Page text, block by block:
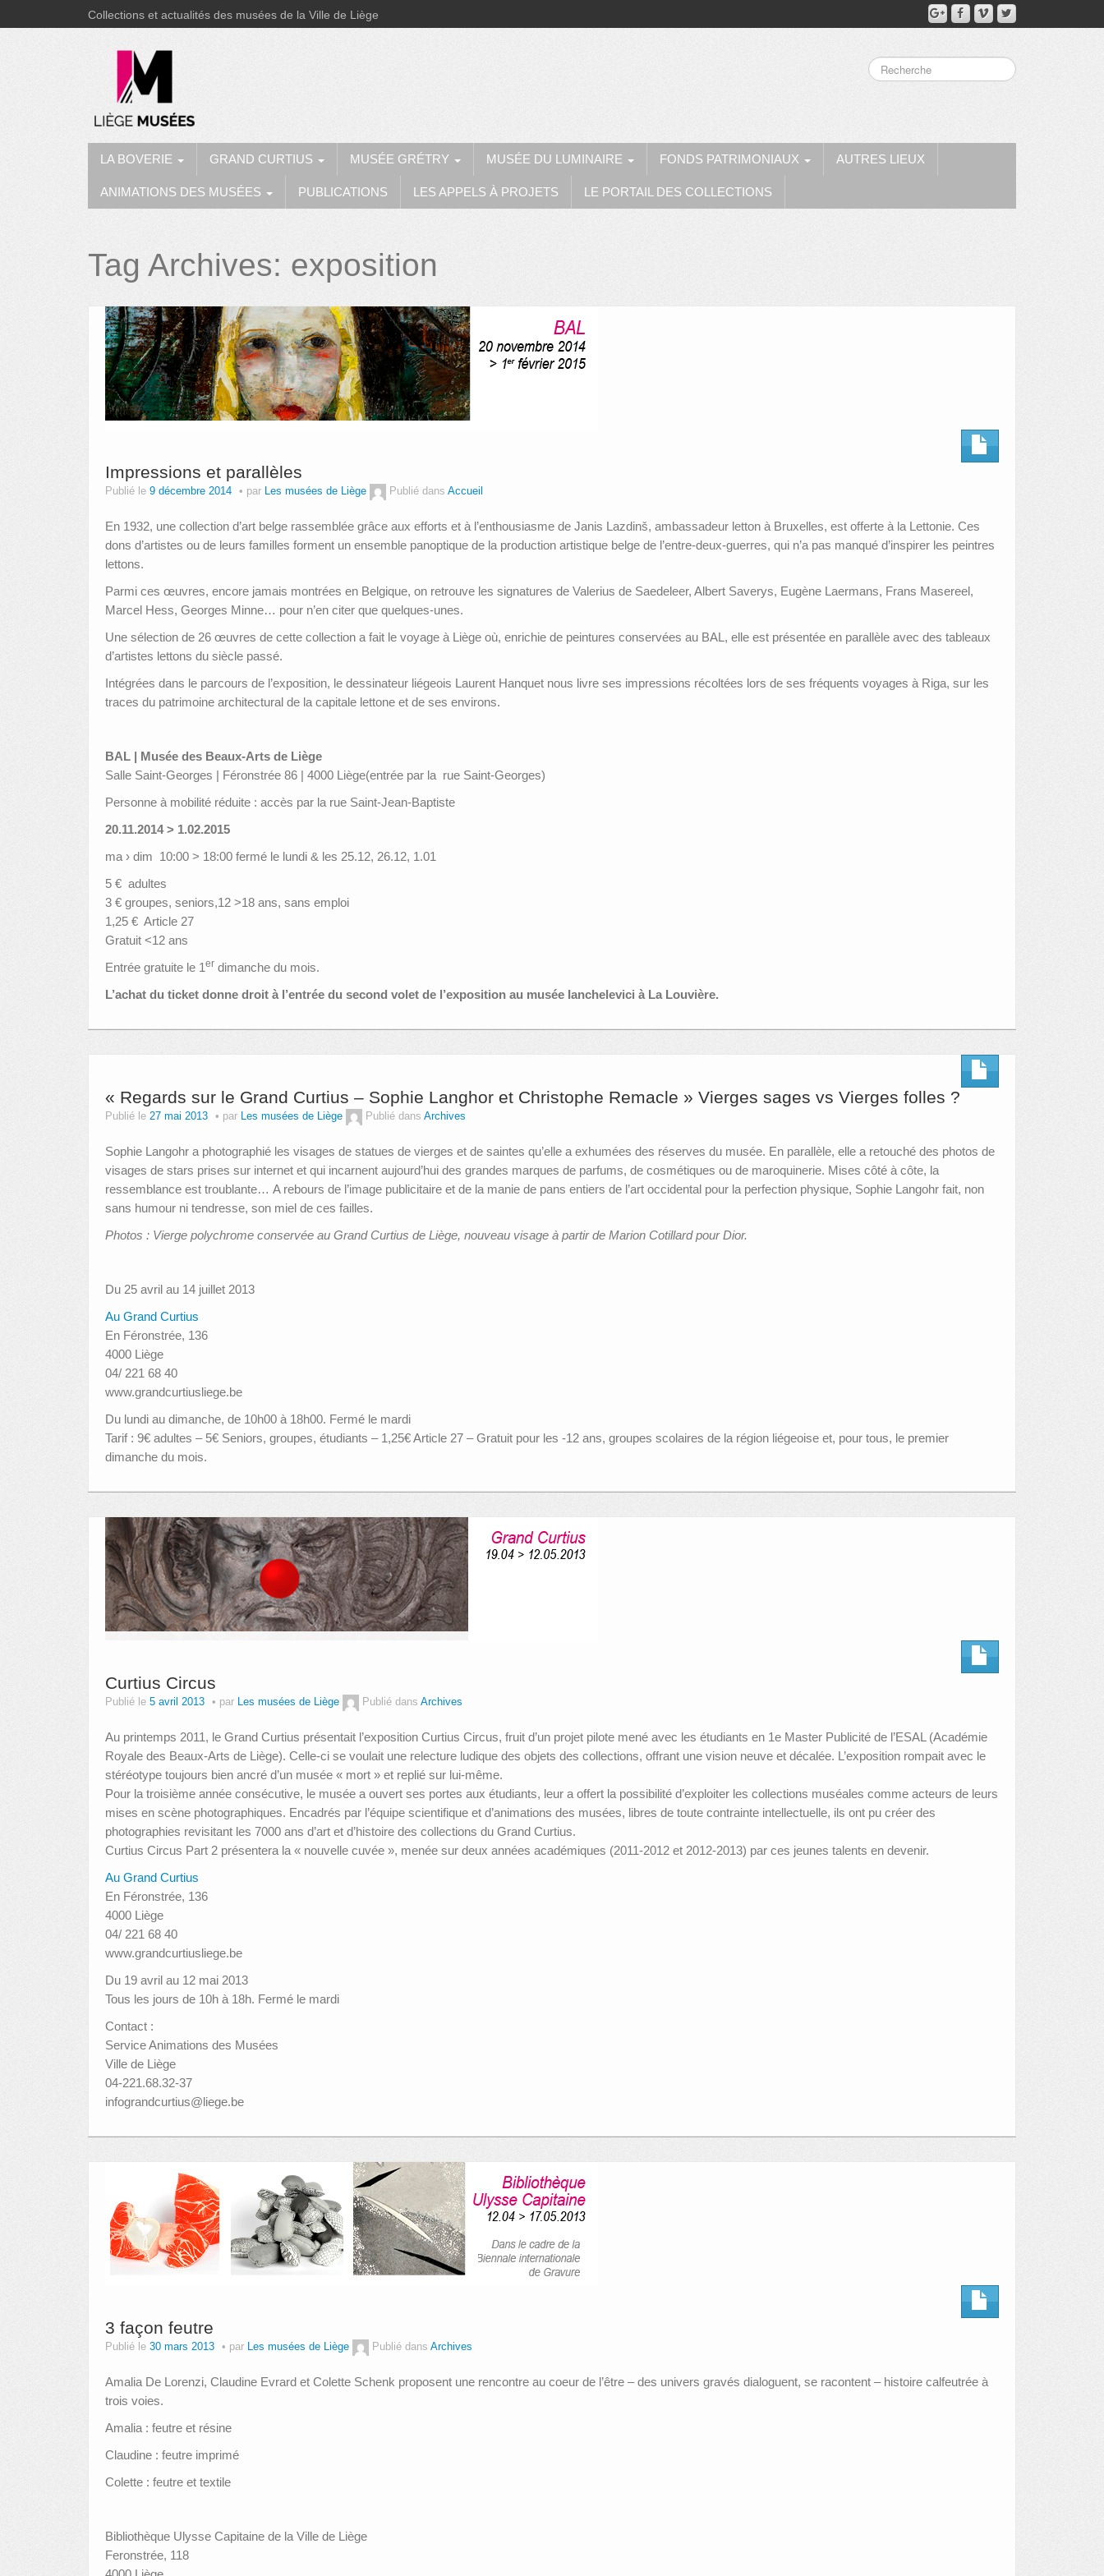
Collections et actualités des musées de la Ville de Liège
LA BOVERIE GRAND CURTIUS MUSÉE GRÉTRY MUSÉE DU LUMINAIRE FONDS PATRIMONIAUX AUTRES LIEUX
ANIMATIONS DES MUSÉES PUBLICATIONS LES APPELS À PROJETS LE PORTAIL DES COLLECTIONS
Tag Archives: exposition
Impressions et parallèles
Publié le 9 décembre 2014 par Les musées de Liège Publié dans Accueil
En 1932, une collection d’art belge rassemblée grâce aux efforts et à l’enthousiasme de Janis Lazdinš, ambassadeur letton à Bruxelles, est offerte à la Lettonie. Ces
dons d’artistes ou de leurs familles forment un ensemble panoptique de la production artistique belge de l’entre-deux-guerres, qui n’a pas manqué d’inspirer les peintres
lettons.
Parmi ces œuvres, encore jamais montrées en Belgique, on retrouve les signatures de Valerius de Saedeleer, Albert Saverys, Eugène Laermans, Frans Masereel,
Marcel Hess, Georges Minne… pour n’en citer que quelques-unes.
Une sélection de 26 œuvres de cette collection a fait le voyage à Liège où, enrichie de peintures conservées au BAL, elle est présentée en parallèle avec des tableaux
d’artistes lettons du siècle passé.
Intégrées dans le parcours de l’exposition, le dessinateur liégeois Laurent Hanquet nous livre ses impressions récoltées lors de ses fréquents voyages à Riga, sur les
traces du patrimoine architectural de la capitale lettone et de ses environs.
BAL | Musée des Beaux-Arts de Liège
Salle Saint-Georges | Féronstrée 86 | 4000 Liège(entrée par la rue Saint-Georges)
Personne à mobilité réduite : accès par la rue Saint-Jean-Baptiste
20.11.2014 > 1.02.2015
ma › dim 10:00 > 18:00 fermé le lundi & les 25.12, 26.12, 1.01
5 € adultes
3 € groupes, seniors,12 >18 ans, sans emploi
1,25 € Article 27
Gratuit <12 ans
Entrée gratuite le 1er dimanche du mois.
L’achat du ticket donne droit à l’entrée du second volet de l’exposition au musée Ianchelevici à La Louvière.
« Regards sur le Grand Curtius – Sophie Langhor et Christophe Remacle » Vierges sages vs Vierges folles ?
Publié le 27 mai 2013 par Les musées de Liège Publié dans Archives
Sophie Langohr a photographié les visages de statues de vierges et de saintes qu’elle a exhumées des réserves du musée. En parallèle, elle a retouché des photos de
visages de stars prises sur internet et qui incarnent aujourd’hui des grandes marques de parfums, de cosmétiques ou de maroquinerie. Mises côté à côte, la
ressemblance est troublante… A rebours de l’image publicitaire et de la manie de pans entiers de l’art occidental pour la perfection physique, Sophie Langohr fait, non
sans humour ni tendresse, son miel de ces failles.
Photos : Vierge polychrome conservée au Grand Curtius de Liège, nouveau visage à partir de Marion Cotillard pour Dior.
Du 25 avril au 14 juillet 2013
Au Grand Curtius
En Féronstrée, 136
4000 Liège
04/ 221 68 40
www.grandcurtiusliege.be
Du lundi au dimanche, de 10h00 à 18h00. Fermé le mardi
Tarif : 9€ adultes – 5€ Seniors, groupes, étudiants – 1,25€ Article 27 – Gratuit pour les -12 ans, groupes scolaires de la région liégeoise et, pour tous, le premier
dimanche du mois.
Curtius Circus
Publié le 5 avril 2013 par Les musées de Liège Publié dans Archives
Au printemps 2011, le Grand Curtius présentait l’exposition Curtius Circus, fruit d’un projet pilote mené avec les étudiants en 1e Master Publicité de l’ESAL (Académie
Royale des Beaux-Arts de Liège). Celle-ci se voulait une relecture ludique des objets des collections, offrant une vision neuve et décalée. L’exposition rompait avec le
stéréotype toujours bien ancré d’un musée « mort » et replié sur lui-même.
Pour la troisième année consécutive, le musée a ouvert ses portes aux étudiants, leur a offert la possibilité d’exploiter les collections muséales comme acteurs de leurs
mises en scène photographiques. Encadrés par l’équipe scientifique et d’animations des musées, libres de toute contrainte intellectuelle, ils ont pu créer des
photographies revisitant les 7000 ans d’art et d’histoire des collections du Grand Curtius.
Curtius Circus Part 2 présentera la « nouvelle cuvée », menée sur deux années académiques (2011-2012 et 2012-2013) par ces jeunes talents en devenir.
Au Grand Curtius
En Féronstrée, 136
4000 Liège
04/ 221 68 40
www.grandcurtiusliege.be
Du 19 avril au 12 mai 2013
Tous les jours de 10h à 18h. Fermé le mardi
Contact :
Service Animations des Musées
Ville de Liège
04-221.68.32-37
infograndcurtius@liege.be
3 façon feutre
Publié le 30 mars 2013 par Les musées de Liège Publié dans Archives
Amalia De Lorenzi, Claudine Evrard et Colette Schenk proposent une rencontre au coeur de l’être – des univers gravés dialoguent, se racontent – histoire calfeutrée à
trois voies.
Amalia : feutre et résine
Claudine : feutre imprimé
Colette : feutre et textile
Bibliothèque Ulysse Capitaine de la Ville de Liège
Feronstrée, 118